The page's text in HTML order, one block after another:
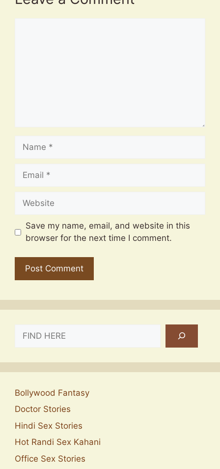
Name
Email
Website
Save my name, email, and website in this
browser for the next time I comment.
Bollywood Fantasy
Doctor Stories
Hindi Sex Stories
Hot Randi Sex Kahani
Office Sex Stories